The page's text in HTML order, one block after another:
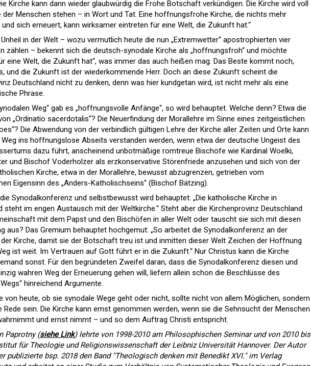
Kirche kann dann wieder glaubwürdig die Frohe Botschaft verkündigen. Die Kirche wird voll
der Menschen stehen – in Wort und Tat. Eine hoffnungsfrohe Kirche, die nichts mehr
sich erneuert, kann wirksamer eintreten für eine Welt, die Zukunft hat.“
in der Welt – wozu vermutlich heute die nun „Extremwetter“ apostrophierten vier
zählen – bekennt sich die deutsch-synodale Kirche als „hoffnungsfroh“ und möchte
eine Welt, die Zukunft hat“, was immer das auch heißen mag. Das Beste kommt noch,
und die Zukunft ist der wiederkommende Herr. Doch an diese Zukunft scheint die
Deutschland nicht zu denken, denn was hier kundgetan wird, ist nicht mehr als eine
Phrase.
Weg“ gab es „hoffnungsvolle Anfänge“, so wird behauptet. Welche denn? Etwa die
„Ordinatio sacerdotalis“? Die Neuerfindung der Morallehre im Sinne eines zeitgeistlichen
Die Abwendung von der verbindlich gültigen Lehre der Kirche aller Zeiten und Orte kann
ins hoffnungslose Abseits verstanden werden, wenn etwa der deutsche Ungeist des
dazu führt, anscheinend unbotmäßige romtreue Bischöfe wie Kardinal Woelki,
und Bischof Voderholzer als erzkonservative Störenfriede anzusehen und sich von der
Kirche, etwa in der Morallehre, bewusst abzugrenzen, getrieben vom
Eigensinn des „Anders-Katholischseins“ (Bischof Bätzing).
Synodalkonferenz und selbstbewusst wird behauptet: „Die katholische Kirche in
steht im engen Austausch mit der Weltkirche.“ Steht aber die Kirchenprovinz Deutschland
mit dem Papst und den Bischöfen in aller Welt oder tauscht sie sich mit diesen
aus? Das Gremium behauptet hochgemut: „So arbeitet die Synodalkonferenz an der
der Kirche, damit sie der Botschaft treu ist und inmitten dieser Welt Zeichen der Hoffnung
ist weit. Im Vertrauen auf Gott führt er in die Zukunft.“ Nur Christus kann die Kirche
sonst. Für den begründeten Zweifel daran, dass die Synodalkonferenz diesen und
wahren Weg der Erneuerung gehen will, liefern allein schon die Beschlüsse des
hinreichend Argumente.
von heute, ob sie synodale Wege geht oder nicht, sollte nicht von allem Möglichen, sondern
Rede sein. Die Kirche kann ernst genommen werden, wenn sie die Sehnsucht der Menschen
und ernst nimmt – und so dem Auftrag Christi entspricht.
Paprotny (siehe Link) lehrte von 1998-2010 am Philosophischen Seminar und von 2010 bis
für Theologie und Religionswissenschaft der Leibniz Universität Hannover. Der Autor
publizierte bsp. 2018 den Band "Theologisch denken mit Benedikt XVI." im Verlag